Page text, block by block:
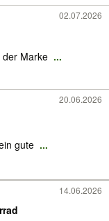
02.07.2026
Marke ...
20.06.2026
gute ...
14.06.2026